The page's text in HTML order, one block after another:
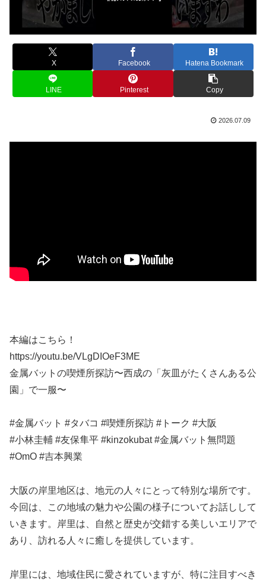
X Facebook Hatena Bookmark
LINE Pinterest Copy
2026.07.09
本編はこちら！
https://youtu.be/VLgDIOeF3ME
金属バットの喫煙所探訪〜西成の「灰皿がたくさんある公
園」で一服〜
#金属バット #タバコ #喫煙所探訪 #トーク #大阪
#小林圭輔 #友保隼平 #kinzokubat #金属バット無問題
#OmO #吉本興業
大阪の岸里地区は、地元の人々にとって特別な場所です。
今回は、この地域の魅力や公園の様子についてお話しして
いきます。岸里は、自然と歴史が交錯する美しいエリアで
あり、訪れる人々に癒しを提供しています。
岸里には、地域住民に愛されていますが、特に注目すべき